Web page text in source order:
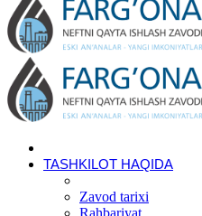
TASHKILOT HAQIDA
Zavod tarixi
Rahbariyat